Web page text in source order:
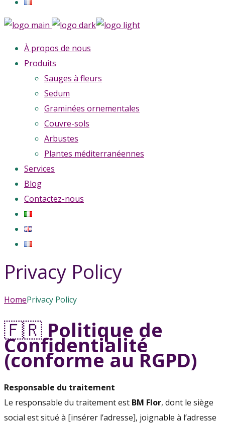
À propos de nous
Produits
Sauges à fleurs
Sedum
Graminées ornementales
Couvre-sols
Arbustes
Plantes méditerranéennes
Services
Blog
Contactez-nous
Privacy Policy
HomePrivacy Policy
🇫🇷 Politique de
Confidentialité
(conforme au RGPD)
Responsable du traitement
Le responsable du traitement est BM Flor, dont le siège
social est situé à [insérer l’adresse], joignable à l’adresse